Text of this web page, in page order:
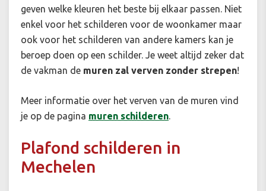
geven welke kleuren het beste bij elkaar passen. Niet
enkel voor het schilderen voor de woonkamer maar
ook voor het schilderen van andere kamers kan je
beroep doen op een schilder. Je weet altijd zeker dat
de vakman de muren zal verven zonder strepen!
Meer informatie over het verven van de muren vind
je op de pagina muren schilderen.
Plafond schilderen in
Mechelen